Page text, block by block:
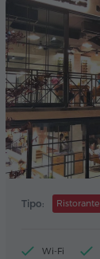
Tipo: Ristorante
Wi-Fi